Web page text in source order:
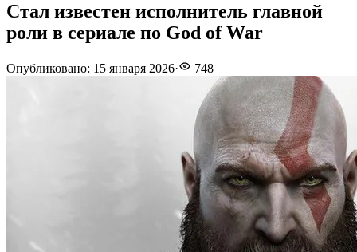
Стал известен исполнитель главной
роли в сериале по God of War
Опубликовано: 15 января 2026· 748